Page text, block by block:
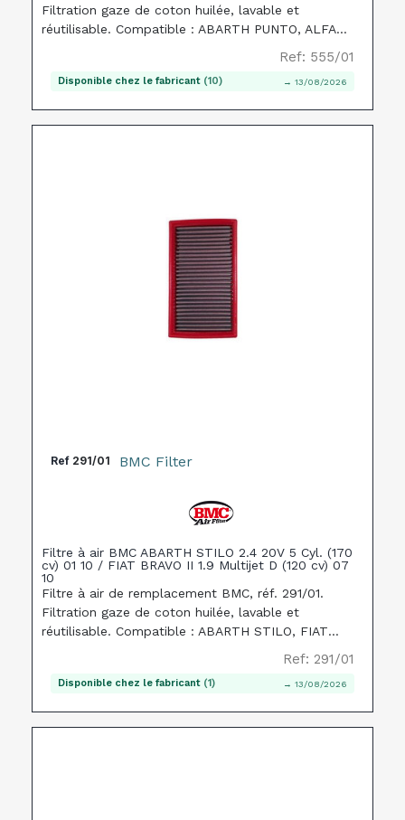
Filtration gaze de coton huilée, lavable et
réutilisable. Compatible : ABARTH PUNTO, ALFA
Ref: 555/01
Disponible chez le fabricant (10) → 13/08/2026
Ref 291/01 BMC Filter
Filtre à air BMC ABARTH STILO 2.4 20V 5 Cyl. (170
cv) 01 10 / FIAT BRAVO II 1.9 Multijet D (120 cv) 07
10
Filtre à air de remplacement BMC, réf. 291/01.
Filtration gaze de coton huilée, lavable et
réutilisable. Compatible : ABARTH STILO, FIAT
Ref: 291/01
Disponible chez le fabricant (1) → 13/08/2026